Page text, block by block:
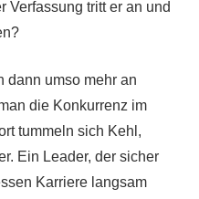
Verfassung tritt er an und
dann umso mehr an
die Konkurrenz im
tummeln sich Kehl,
Ein Leader, der sicher
Karriere langsam